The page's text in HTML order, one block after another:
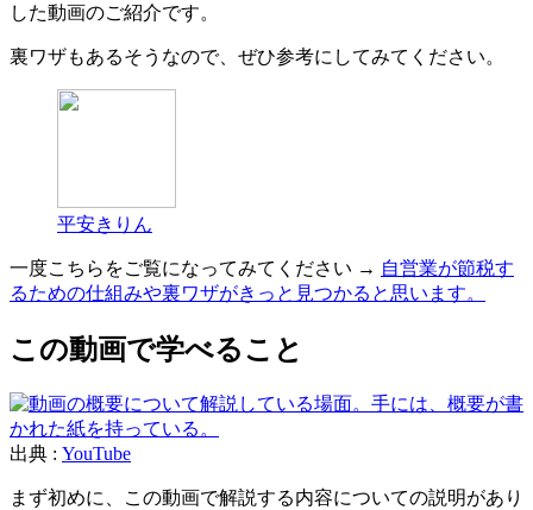
した動画のご紹介です。
裏ワザもあるそうなので、ぜひ参考にしてみてください。
平安きりん
一度こちらをご覧になってみてください → 自営業が節税す
るための仕組みや裏ワザがきっと見つかると思います。
この動画で学べること
出典 : YouTube
まず初めに、この動画で解説する内容についての説明があり